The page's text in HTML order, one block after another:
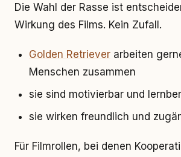
Die Wahl der Rasse ist
Wirkung des Films. Kein Zufall.
Golden Retriever arbeiten
Menschen zusammen
sie sind motivierbar und
sie wirken freundlich und
Für Filmrollen, bei denen